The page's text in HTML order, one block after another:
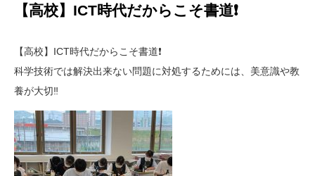
【高校】ICT時代だからこそ書道❗️
【高校】ICT時代だからこそ書道❗️
科学技術では解決出来ない問題に対処するためには、美意識や教
養が大切‼️